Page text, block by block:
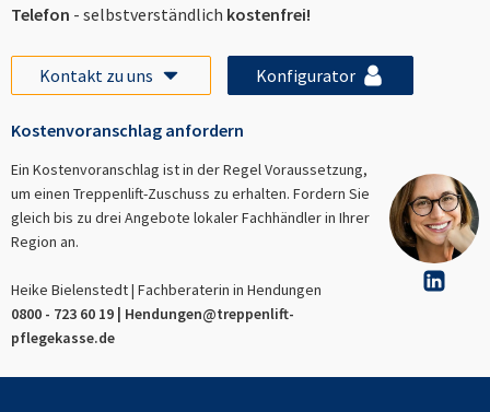
Telefon - selbstverständlich kostenfrei!
Kontakt zu uns Konfigurator
Kostenvoranschlag anfordern
Ein Kostenvoranschlag ist in der Regel Voraussetzung,
um einen Treppenlift-Zuschuss zu erhalten. Fordern Sie
gleich bis zu drei Angebote lokaler Fachhändler in Ihrer
Region an.
Heike Bielenstedt | Fachberaterin in Hendungen
0800 - 723 60 19 | Hendungen@treppenlift-
pflegekasse.de